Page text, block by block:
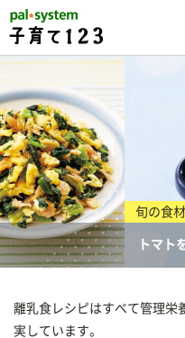
旬の食材を赤ちゃんに
トマトを使った離乳食
離乳食レシピはすべて管理栄
実しています。